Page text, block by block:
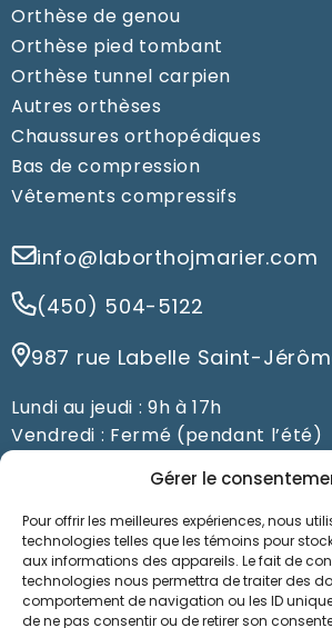
Gérer le
Pour offrir les meilleures expériences, nous
technologies telles que les témoins pour
aux informations des appareils. Le fait de
technologies nous permettra de traiter des
comportement de navigation ou les ID
de ne pas consentir ou de retirer son
Orthèse de genou
Orthèse pied tombant
Orthèse tunnel carpien
Autres orthèses
Chaussures orthopédiques
Bas de compression
Vêtements compressifs
info@laborthojmarier.com
(450) 504-5122
987 rue Labelle Saint-
Lundi au jeudi : 9h à 17h
Vendredi : Fermé (pendant l’été)
Prendre un rendez-vous